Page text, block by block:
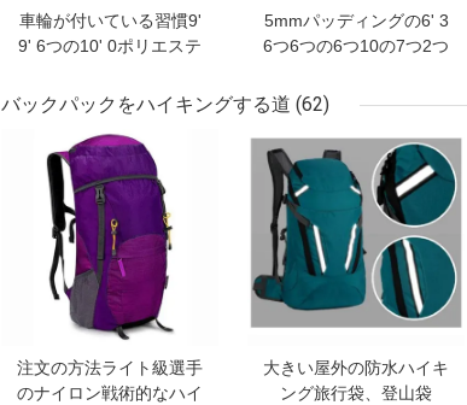
車輪が付いている習慣9'
9' 6つの10' 0ポリエステ
5mmパッディングの6' 3
6つ6つの6つ10の7つ2つ
バックパックをハイキングする道 (62)
注文の方法ライト級選手
のナイロン戦術的なハイ
ベストプライス
大きい屋外の防水ハイキ
ング旅行袋、登山袋
ベストプライス